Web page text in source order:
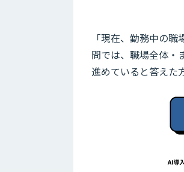
「現在、勤務中の
問では、職場全体・
進めていると答えた